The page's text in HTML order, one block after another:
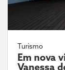
Turismo
Em nova
Vanessa